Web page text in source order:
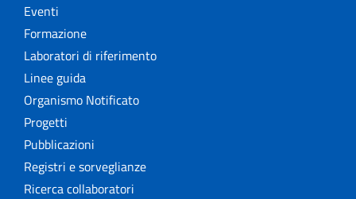
Eventi
Formazione
Laboratori di riferimento
Linee guida
Organismo Notificato
Progetti
Pubblicazioni
Registri e sorveglianze
Ricerca collaboratori